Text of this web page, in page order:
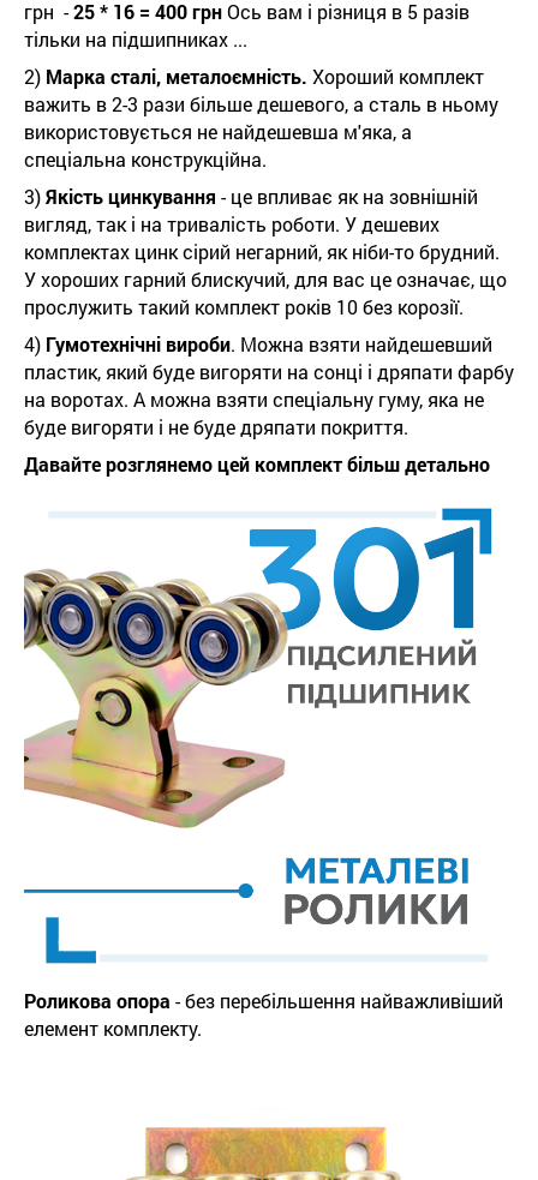
грн -25 * 16 = 400 грнОсь вам і різниця в 5 разів
тільки на підшипниках ...
2) Марка сталі, металоємність. Хороший комплект
важить в 2-3 рази більше дешевого, а сталь в ньому
використовується не найдешевша м'яка, а
спеціальна конструкційна.
3)Якість цинкування - це впливає як на зовнішній
вигляд, так і на тривалість роботи. У дешевих
комплектах цинк сірий негарний, як ніби-то брудний.
У хороших гарний блискучий, для вас це означає, що
прослужить такий комплект років 10 без корозії.
4) Гумотехнічні вироби. Можна взяти найдешевший
пластик, який буде вигоряти на сонці і дряпати фарбу
на воротах. А можна взяти спеціальну гуму, яка не
буде вигоряти і не буде дряпати покриття.
Давайте розглянемо цей комплект більш детально
Роликова опора - без перебільшення найважливіший
елемент комплекту.